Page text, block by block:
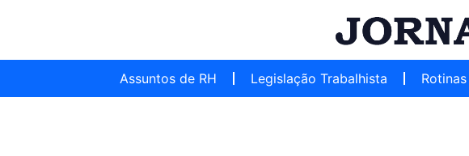
Assuntos de RH Legislação Trabalhista